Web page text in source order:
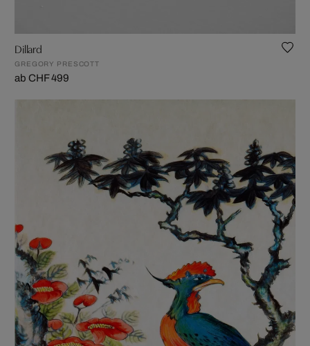
Dillard
GREGORY PRESCOTT
ab CHF 499